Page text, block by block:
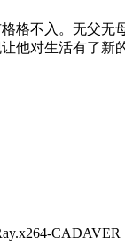
不入。无父无
他对生活有了新
CADAVER